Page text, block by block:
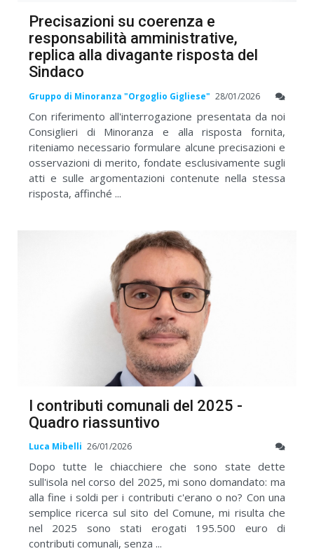
Precisazioni su coerenza e
responsabilità amministrative,
replica alla divagante risposta del
Sindaco
Gruppo di Minoranza "Orgoglio Gigliese" 28/01/2026
Con riferimento all'interrogazione presentata da noi
Consiglieri di Minoranza e alla risposta fornita,
riteniamo necessario formulare alcune precisazioni e
osservazioni di merito, fondate esclusivamente sugli
atti e sulle argomentazioni contenute nella stessa
risposta, affinché ...
I contributi comunali del 2025 -
Quadro riassuntivo
Luca Mibelli 26/01/2026
Dopo tutte le chiacchiere che sono state dette
sull'isola nel corso del 2025, mi sono domandato: ma
alla fine i soldi per i contributi c'erano o no? Con una
semplice ricerca sul sito del Comune, mi risulta che
nel 2025 sono stati erogati 195.500 euro di
contributi comunali, senza ...